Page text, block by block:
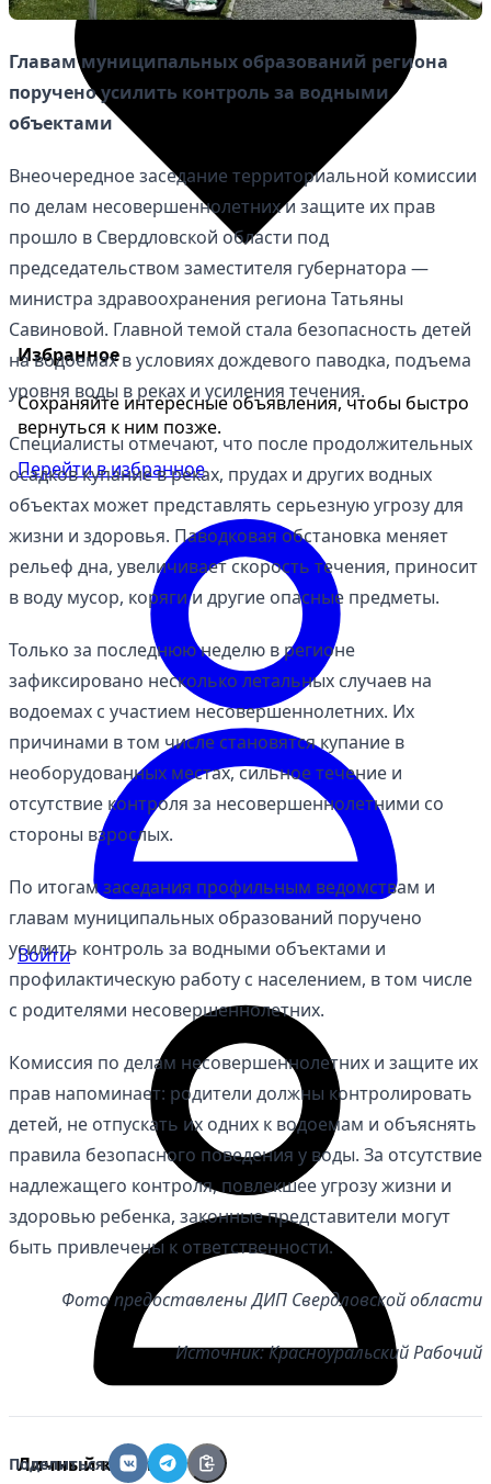
Избранное
Сохраняйте интересные объявления, чтобы быстро
вернуться к ним позже.
Перейти в избранное
Войти
Личный кабинет
Главам муниципальных образований региона
поручено усилить контроль за водными
объектами
Внеочередное заседание территориальной комиссии
по делам несовершеннолетних и защите их прав
прошло в Свердловской области под
председательством заместителя губернатора —
министра здравоохранения региона Татьяны
Савиновой. Главной темой стала безопасность детей
на водоемах в условиях дождевого паводка, подъема
уровня воды в реках и усиления течения.
Специалисты отмечают, что после продолжительных
осадков купание в реках, прудах и других водных
объектах может представлять серьезную угрозу для
жизни и здоровья. Паводковая обстановка меняет
рельеф дна, увеличивает скорость течения, приносит
в воду мусор, коряги и другие опасные предметы.
Только за последнюю неделю в регионе
зафиксировано несколько летальных случаев на
водоемах с участием несовершеннолетних. Их
причинами в том числе становятся купание в
необорудованных местах, сильное течение и
отсутствие контроля за несовершеннолетними со
стороны взрослых.
По итогам заседания профильным ведомствам и
главам муниципальных образований поручено
усилить контроль за водными объектами и
профилактическую работу с населением, в том числе
с родителями несовершеннолетних.
Комиссия по делам несовершеннолетних и защите их
прав напоминает: родители должны контролировать
детей, не отпускать их одних к водоемам и объяснять
правила безопасного поведения у воды. За отсутствие
надлежащего контроля, повлекшее угрозу жизни и
здоровью ребенка, законные представители могут
быть привлечены к ответственности.
Фото предоставлены ДИП Свердловской области
Источник: Красноуральский Рабочий
Поделиться: